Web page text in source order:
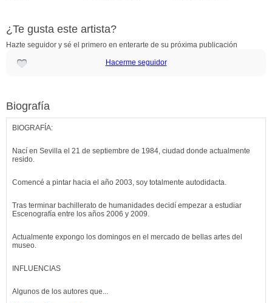
¿Te gusta este artista?
Hazte seguidor y sé el primero en enterarte de su próxima publicación
Hacerme seguidor
Biografía
BIOGRAFÍA:
Nací en Sevilla el 21 de septiembre de 1984, ciudad donde actualmente
resido.
Comencé a pintar hacia el año 2003, soy totalmente autodidacta.
Tras terminar bachillerato de humanidades decidí empezar a estudiar
Escenografía entre los años 2006 y 2009.
Actualmente expongo los domingos en el mercado de bellas artes del
museo.
INFLUENCIAS
Algunos de los autores que...